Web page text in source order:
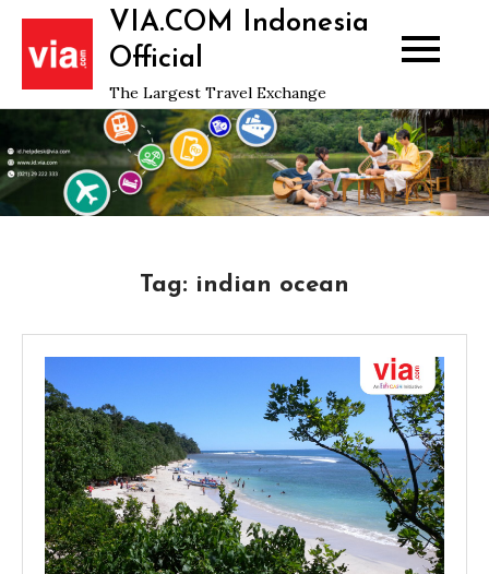
Skip
content
VIA.COM Indonesia
Official
The Largest Travel Exchange
Tag: indian ocean